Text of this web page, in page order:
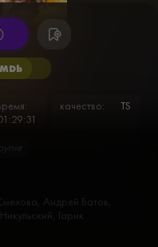
качество: TS
Андрей Батов,
Гарик